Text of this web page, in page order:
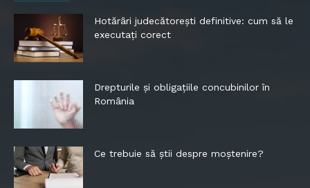
Hotărâri judecătorești definitive: cum să le
executați corect
Drepturile și obligațiile concubinilor în
România
Ce trebuie să știi despre moștenire?